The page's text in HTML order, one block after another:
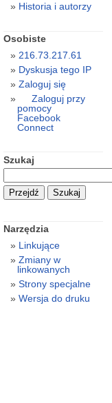
Historia i autorzy
Osobiste
216.73.217.61
Dyskusja tego IP
Zaloguj się
Zaloguj przy
pomocy
Facebook
Connect
Szukaj
Narzędzia
Linkujące
Zmiany w
linkowanych
Strony specjalne
Wersja do druku